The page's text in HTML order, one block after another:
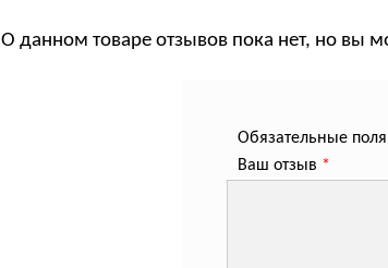
О данном товаре отзывов пока нет, но вы
Обязательные
Ваш отзыв *